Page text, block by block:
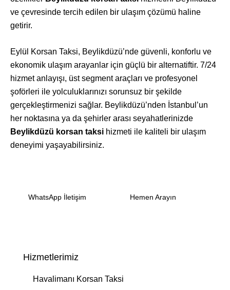
ve çevresinde tercih edilen bir ulaşım çözümü haline
getirir.
Eylül Korsan Taksi, Beylikdüzü’nde güvenli, konforlu ve
ekonomik ulaşım arayanlar için güçlü bir alternatiftir. 7/24
hizmet anlayışı, üst segment araçları ve profesyonel
şoförleri ile yolculuklarınızı sorunsuz bir şekilde
gerçekleştirmenizi sağlar. Beylikdüzü’nden İstanbul’un
her noktasına ya da şehirler arası seyahatlerinizde
Beylikdüzü korsan taksi hizmeti ile kaliteli bir ulaşım
deneyimi yaşayabilirsiniz.
WhatsApp İletişim Hemen Arayın
Hizmetlerimiz
Havalimanı Korsan Taksi